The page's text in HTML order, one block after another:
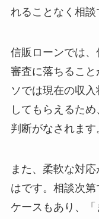
れることなく相談
信販ローンでは
審査に落ちること
ソでは現在の収
してもらえるた
判断がなされます
また、柔軟な対
はです。相談次
ケースもあり、